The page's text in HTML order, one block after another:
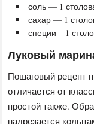
соль — 1
сахар — 1
специи – 1
Луковый
Пошаговый рецепт
отличается от
простой также.
надрезается